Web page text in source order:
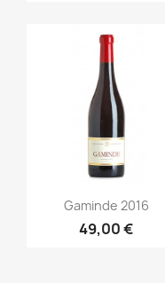
Aperçu rapide
Gaminde 2016
49,00 €